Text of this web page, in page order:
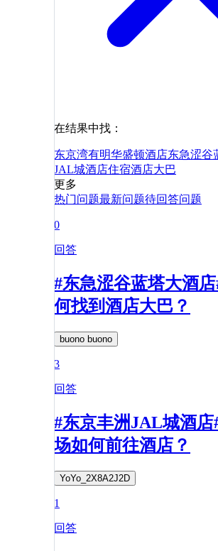
在结果中找：
东京湾有明华盛顿酒店东急涩谷
JAL城酒店住宿酒店大巴
更多
热门问题最新问题待回答问题
0
回答
#东急涩谷蓝塔大酒
何找到酒店大巴？
buono buono
3
回答
#东京丰洲JAL城酒
场如何前往酒店？
YoYo_2X8A2J2D
1
回答